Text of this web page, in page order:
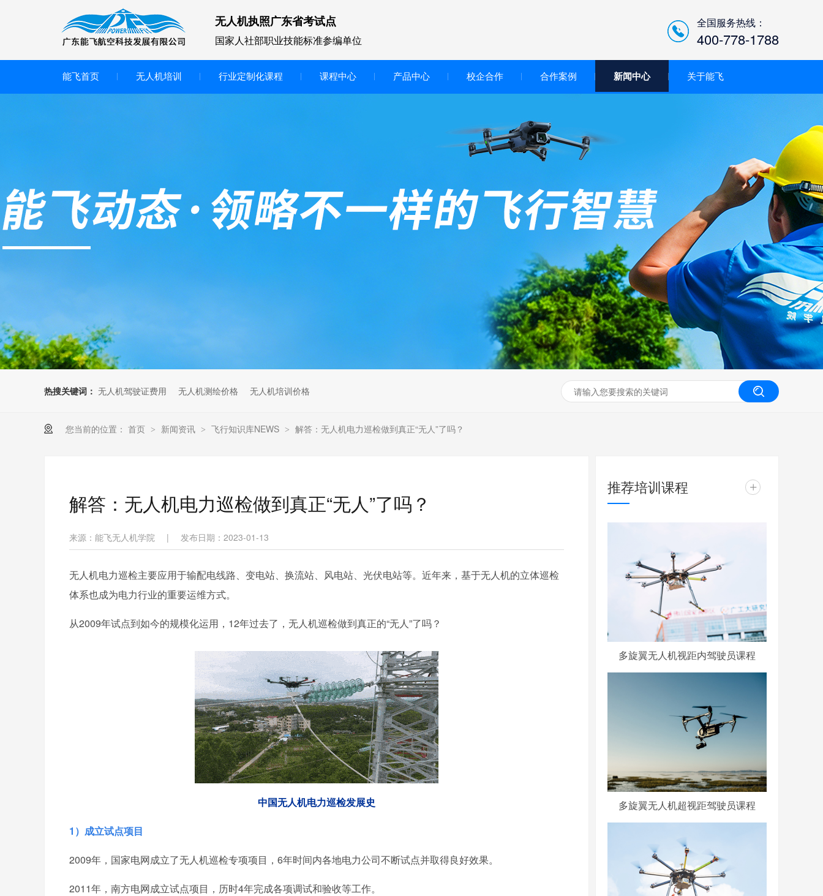
无人机执照广东省考试点
国家人社部职业技能标准参编单位
全国服务热线：
400-778-1788
能飞首页 无人机培训 行业定制化课程 课程中心 产品中心
智慧交互显示大屏
无人机基础飞行模拟仿真教学
装
无人机考培基地工具
无人机考试评测系统
多旋翼无人机组装专用配件套
垂直起降固定翼装调实训教学
无人机套装
无人机工程创新实训
校企合作 合作案例 新闻中心 关于能飞
热搜关键词： 无人机驾驶证费用 无人机测绘价格 无人机培训价格
您当前的位置： 首页 > 新闻资讯 > 飞行知识库NEWS > 解答：无人机电力巡检做到真正“无人”了吗？
解答：无人机电力巡检做到真正“无人”了吗？
来源：能飞无人机学院 | 发布日期：2023-01-13
无人机电力巡检主要应用于输配电线路、变电站、换流站、风电站、光伏电站等。近年来，基于无人机的立体巡检
体系也成为电力行业的重要运维方式。
从2009年试点到如今的规模化运用，12年过去了，无人机巡检做到真正的“无人”了吗？
中国无人机电力巡检发展史
1）成立试点项目
2009年，国家电网成立了无人机巡检专项项目，6年时间内各地电力公司不断试点并取得良好效果。
2011年，南方电网成立试点项目，历时4年完成各项调试和验收等工作。
推荐培训课程 +
多旋翼无人机视距内驾驶员课程
多旋翼无人机超视距驾驶员课程